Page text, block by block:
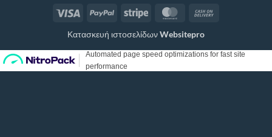
Visa PayPal Stripe MasterCard
Κατασκευή ιστοσελίδωνWebsitepro